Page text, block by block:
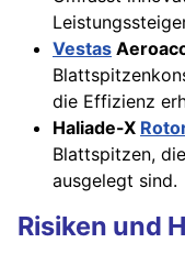
Vestas
die Effizienz
Haliade-X
Blattspitzen,
ausgelegt sind.
Risiken und